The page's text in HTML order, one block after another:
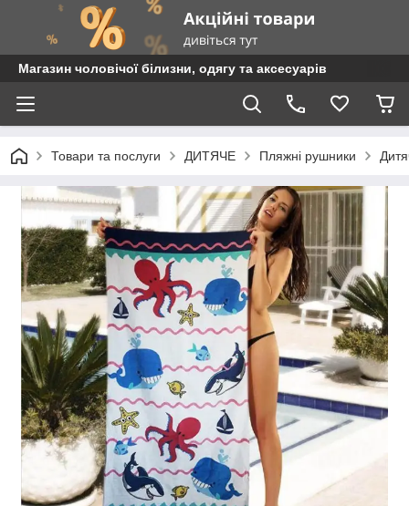
Магазин чоловічої білизни, одягу та аксесуарів
Товари та послуги ДИТЯЧЕ Пляжні рушники